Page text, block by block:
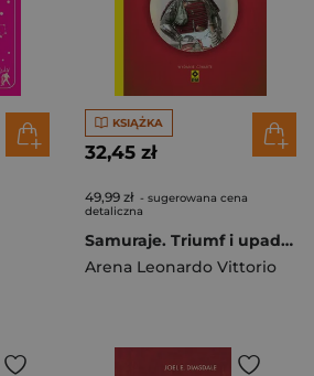
KSIĄŻKA
32,45 zł
49,99 zł - sugerowana cena
detaliczna
Samuraje. Triumf i upadek japońskich wojowników wyd. 2024
Arena Leonardo Vittorio